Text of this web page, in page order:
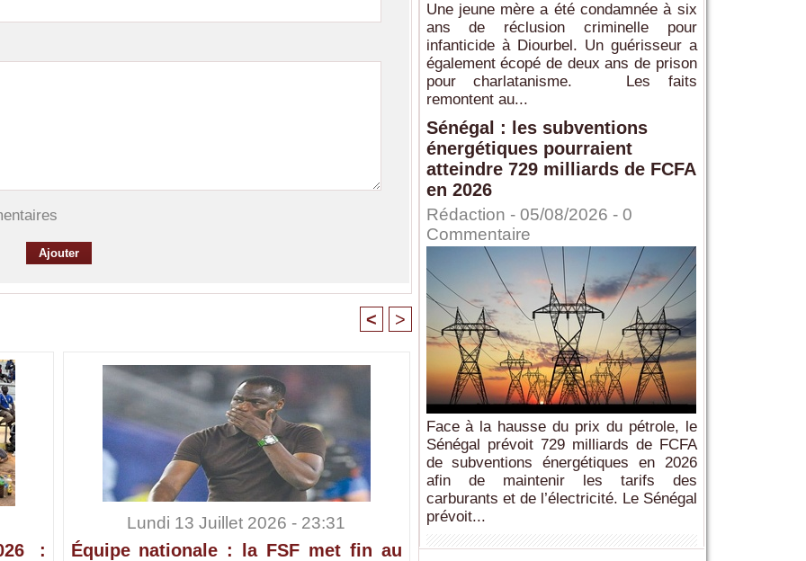
< >
:
Lundi 13 Juillet 2026 - 23:31
Équipe nationale : la FSF met fin au
Une jeune mère a été condamnée à six
ans de réclusion criminelle pour
infanticide à Diourbel. Un guérisseur a
également écopé de deux ans de prison
pour charlatanisme. Les faits
remontent au...
Sénégal : les subventions
énergétiques pourraient
atteindre 729 milliards de FCFA
en 2026
Rédaction - 05/08/2026 - 0
Commentaire
Face à la hausse du prix du pétrole, le
Sénégal prévoit 729 milliards de FCFA
de subventions énergétiques en 2026
afin de maintenir les tarifs des
carburants et de l’électricité. Le Sénégal
prévoit...